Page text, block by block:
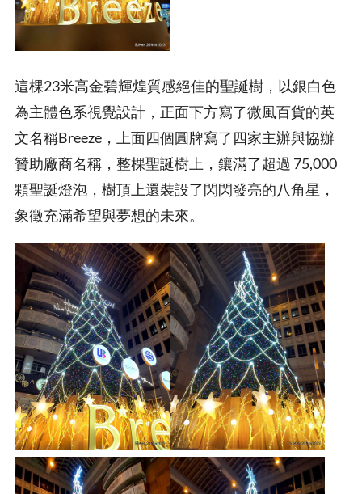
這棵23米高金碧輝煌質感絕佳的聖誕樹，以銀白色
為主體色系視覺設計，正面下方寫了微風百貨的英
文名稱Breeze，上面四個圓牌寫了四家主辦與協辦
贊助廠商名稱，整棵聖誕樹上，鑲滿了超過 75,000
顆聖誕燈泡，樹頂上還裝設了閃閃發亮的八角星，
象徵充滿希望與夢想的未來。